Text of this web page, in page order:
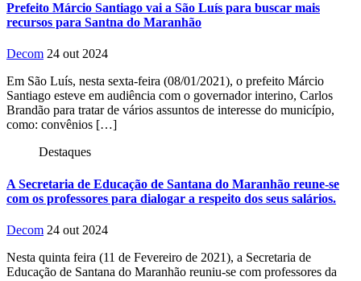
Prefeito Márcio Santiago vai a São Luís para buscar mais
recursos para Santna do Maranhão
Decom 24 out 2024
Em São Luís, nesta sexta-feira (08/01/2021), o prefeito Márcio
Santiago esteve em audiência com o governador interino, Carlos
Brandão para tratar de vários assuntos de interesse do município,
como: convênios […]
Destaques
A Secretaria de Educação de Santana do Maranhão reune-se
com os professores para dialogar a respeito dos seus salários.
Decom 24 out 2024
Nesta quinta feira (11 de Fevereiro de 2021), a Secretaria de
Educação de Santana do Maranhão reuniu-se com professores da